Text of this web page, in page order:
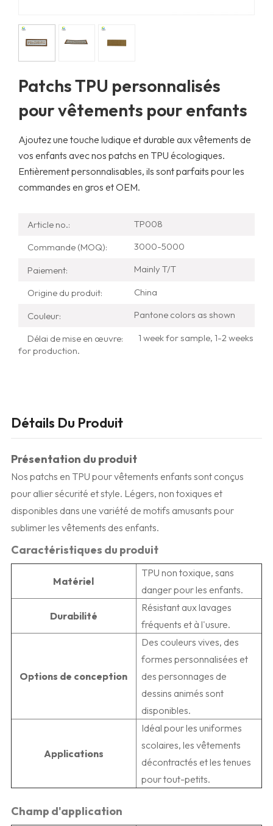
Patchs TPU personnalisés
pour vêtements pour enfants
Ajoutez une touche ludique et durable aux vêtements de
vos enfants avec nos patchs en TPU écologiques.
Entièrement personnalisables, ils sont parfaits pour les
commandes en gros et OEM.
Article no.: TP008
Commande (MOQ): 3000-5000
Paiement: Mainly T/T
Origine du produit: China
Couleur: Pantone colors as shown
Délai de mise en œuvre:
1 week for sample, 1-2 weeks
for production.
Détails Du Produit
Présentation du produit
Nos patchs en TPU pour vêtements enfants sont conçus
pour allier sécurité et style. Légers, non toxiques et
disponibles dans une variété de motifs amusants pour
sublimer les vêtements des enfants.
Caractéristiques du produit
Matériel
TPU non toxique, sans
danger pour les enfants.
Durabilité
Résistant aux lavages
fréquents et à l'usure.
Options de conception
Des couleurs vives, des
formes personnalisées et
des personnages de
dessins animés sont
disponibles.
Applications
Idéal pour les uniformes
scolaires, les vêtements
décontractés et les tenues
pour tout-petits.
Champ d'application